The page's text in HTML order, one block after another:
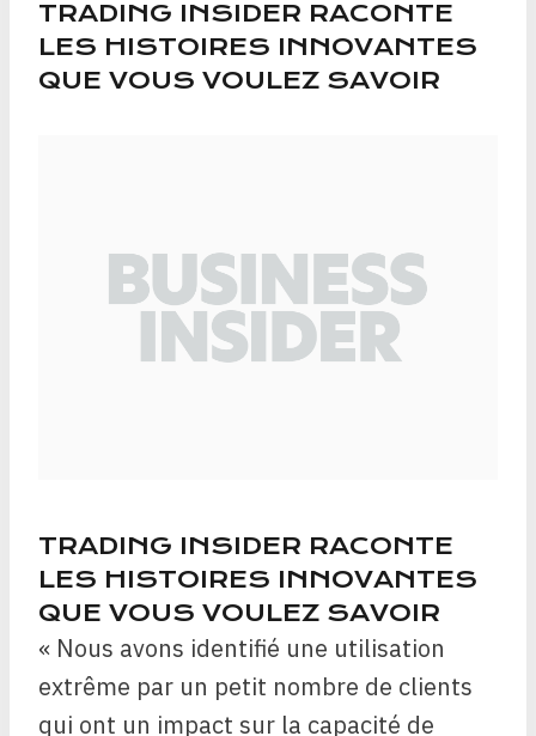
TRADING INSIDER RACONTE
LES HISTOIRES INNOVANTES
QUE VOUS VOULEZ SAVOIR
TRADING INSIDER RACONTE
LES HISTOIRES INNOVANTES
QUE VOUS VOULEZ SAVOIR
« Nous avons identifié une utilisation
extrême par un petit nombre de clients
qui ont un impact sur la capacité de